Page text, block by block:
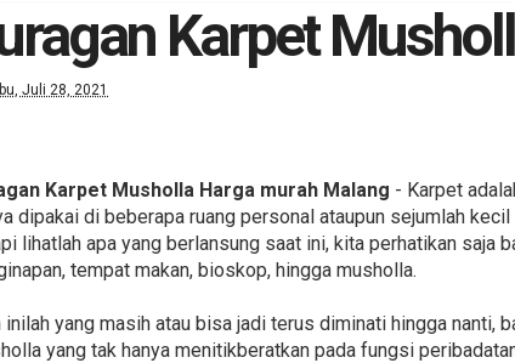
Karpet
Juli 28, 2021
Karpet Musholla Harga murah Malang - Karpet
dipakai di beberapa ruang personal ataupun sejumlah
lihatlah apa yang berlansung saat ini, kita perhatikan saja
tempat makan, bioskop, hingga musholla.
inilah yang masih atau bisa jadi terus diminati hingga nanti,
yang tak hanya menitikberatkan pada fungsi